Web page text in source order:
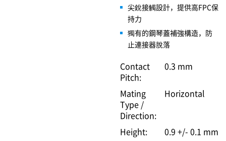
尖銳接觸設計，提供高FPC保
持力
獨有的鋼琴蓋補強構造，防
止連接器脫落
Contact
Pitch:
0.3 mm
Mating
Type /
Direction:
Horizontal
Height:
0.9 +/- 0.1 mm